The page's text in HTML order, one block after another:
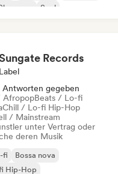
Soul
Records
Label
Antworten gegeben
AfropopBeats / Lo-fi
Chill / Lo-fi Hip-Hop
/ Mainstream
unter Vertrag oder
deren Musik
fi
Bossa nova
Hip-Hop